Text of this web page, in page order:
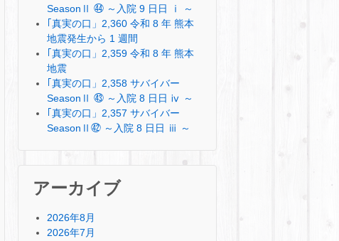
SeasonⅡ ㊹ ～入院 9 日日 ⅰ ～
｢真実の口」2,360 令和 8 年 熊本
地震発生から 1 週間
｢真実の口」2,359 令和 8 年 熊本
地震
｢真実の口」2,358 サバイバー
SeasonⅡ ㊸ ～入院 8 日日 ⅳ ～
｢真実の口」2,357 サバイバー
SeasonⅡ㊷ ～入院 8 日日 ⅲ ～
アーカイブ
2026年8月
2026年7月